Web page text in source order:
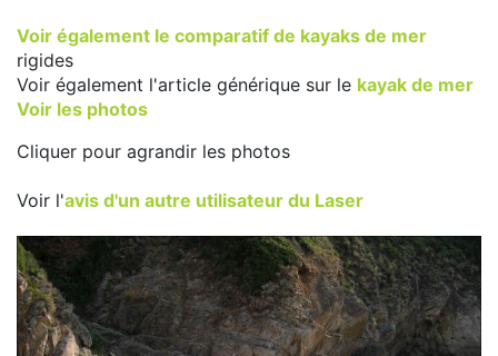
Voir également le comparatif de kayaks de mer
rigides
Voir également l'article générique sur le kayak de mer
Voir les photos
Cliquer pour agrandir les photos
Voir l'avis d'un autre utilisateur du Laser